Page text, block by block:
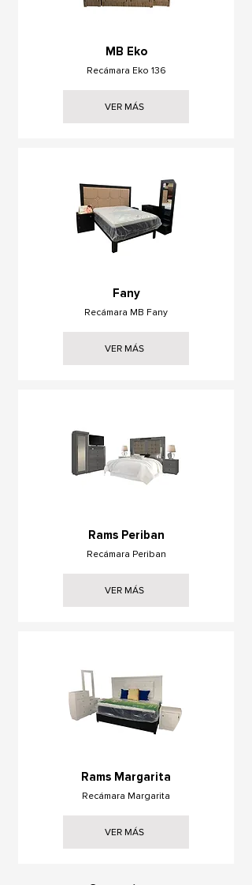
MB Eko
Recámara Eko 136
VER MÁS
Fany
Recámara MB Fany
VER MÁS
Rams Periban
Recámara Periban
VER MÁS
Rams Margarita
Recámara Margarita
VER MÁS